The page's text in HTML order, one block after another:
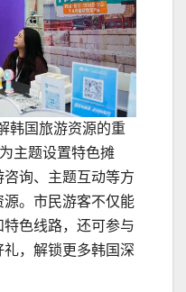
韩国旅游资源的重
主题设置特色摊
询、主题互动等方
。市民游客不仅能
色线路，还可参与
，解锁更多韩国深